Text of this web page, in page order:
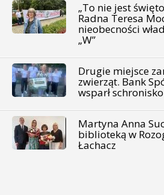
„To nie jest święto
Radna Teresa
nieobecności
„W”
Drugie miejsce
zwierząt. Bank
wsparł
Martyna Anna
biblioteką w
Łachacz